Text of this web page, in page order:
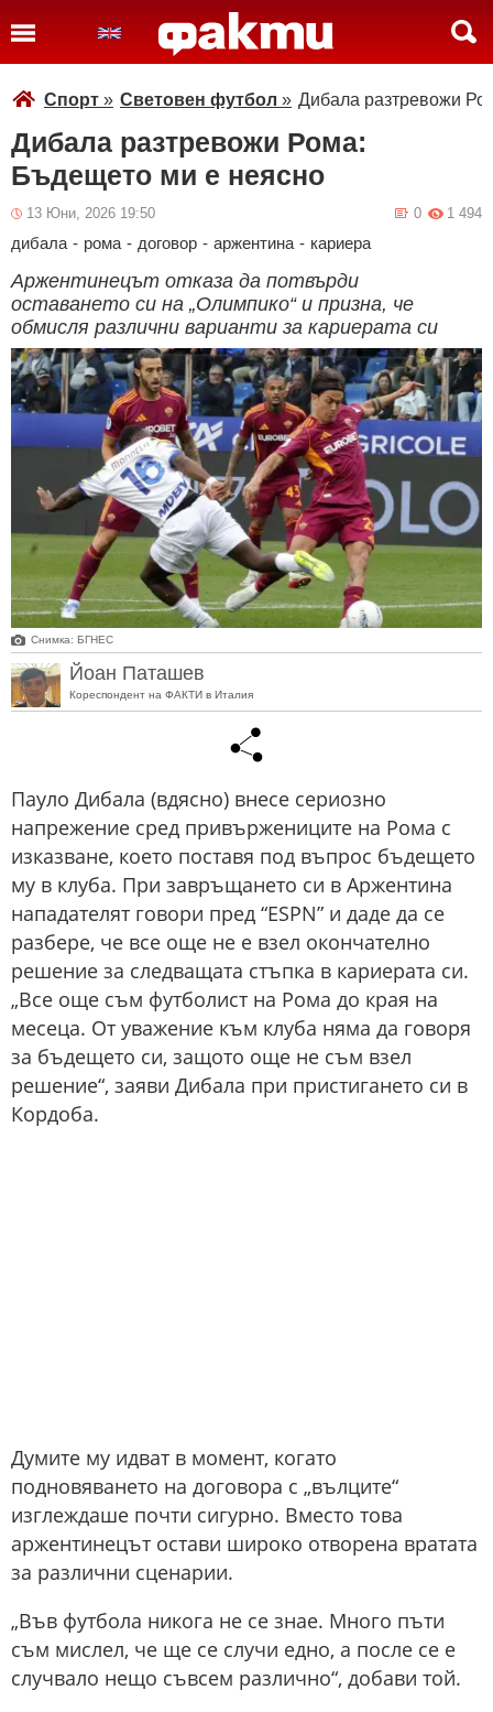
Спорт » Световен футбол » Дибала разтревожи
Дибала разтревожи Рома:
Бъдещето ми е неясно
13 Юни, 2026 19:50 1 494
0
дибала - рома - договор - аржентина - кариера
Аржентинецът отказа да потвърди
оставането си на „Олимпико“ и призна, че
обмисля различни варианти за кариерата си
Снимка: БГНЕС
Йоан Паташев
Кореспондент на ФАКТИ в Италия
Пауло Дибала (вдясно) внесе сериозно
напрежение сред привържениците на Рома с
изказване, което поставя под въпрос бъдещето
му в клуба. При завръщането си в Аржентина
нападателят говори пред “ESPN” и даде да се
разбере, че все още не е взел окончателно
решение за следващата стъпка в кариерата си.
„Все още съм футболист на Рома до края на
месеца. От уважение към клуба няма да говоря
за бъдещето си, защото още не съм взел
решение“, заяви Дибала при пристигането си в
Кордоба.
Думите му идват в момент, когато
подновяването на договора с „вълците“
изглеждаше почти сигурно. Вместо това
аржентинецът остави широко отворена вратата
за различни сценарии.
„Във футбола никога не се знае. Много пъти
съм мислел, че ще се случи едно, а после се е
случвало нещо съвсем различно“, добави той.